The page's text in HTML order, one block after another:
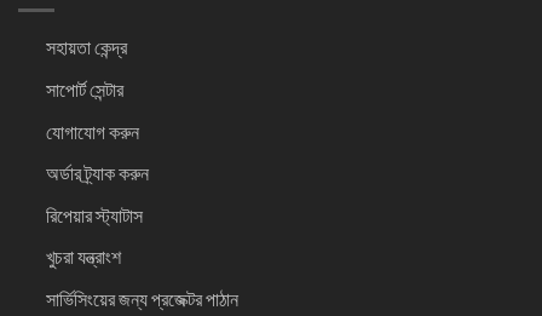
সহায়তা কেন্দ্র
সাপোর্ট সেন্টার
যোগাযোগ করুন
অর্ডার ট্র্যাক করুন
রিপেয়ার স্ট্যাটাস
খুচরা যন্ত্রাংশ
সার্ভিসিংয়ের জন্য প্রজেক্টর পাঠান